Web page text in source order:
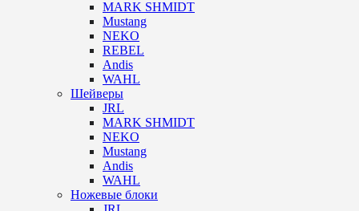
MARK SHMIDT
Mustang
NEKO
REBEL
Andis
WAHL
Шейверы
JRL
MARK SHMIDT
NEKO
Mustang
Andis
WAHL
Ножевые блоки